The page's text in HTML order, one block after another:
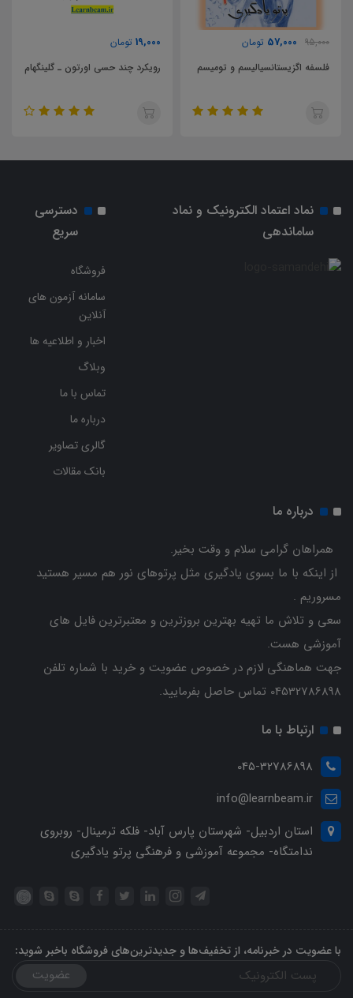
57,000 تومان
اگزیستانسیالیسم و تومیسم
تومان
رویکرد چند حسی اورتون ـ گلینگهام
نماد اعتماد الکترونیک و نماد
ساماندهی
دسترسی
سریع
فروشگاه
سامانه آزمون های
آنلاین
اخبار و اطلاعیه ها
وبلاگ
تماس با ما
درباره ما
گالری تصاویر
بانک مقالات
درباره ما
همراهان گرامی سلام و وقت بخیر.
از اینکه با ما بسوی یادگیری مثل پرتوهای نور هم مسیر هستید
مسروریم .
سعی و تلاش ما تهیه بهترین بروزترین و معتبرترین فایل های
آموزشی هست.
جهت هماهنگی لازم در خصوص عضویت و خرید با شماره تلفن
04532786898 تماس حاصل بفرمایید.
ارتباط با ما
045-32786898
info@learnbeam.ir
استان اردبیل- شهرستان پارس آباد- فلکه ترمینال- روبروی
ندامتگاه- مجموعه آموزشی و فرهنگی پرتو یادگیری
با عضویت در خبرنامه، از تخفیف‌ها و جدیدترین‌های فروشگاه باخبر شوید:
عضویت